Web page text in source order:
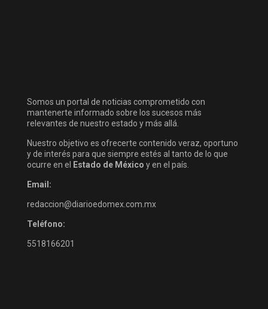
Somos un portal de noticias comprometido con
mantenerte informado sobre los sucesos más
relevantes de nuestro estado y más allá.
Nuestro objetivo es ofrecerte contenido veraz, oportuno
y de interés para que siempre estés al tanto de lo que
ocurre en el
Estado de México y en el país.
Email:
redaccion@diarioedomex.com.mx
Teléfono:
5518166201